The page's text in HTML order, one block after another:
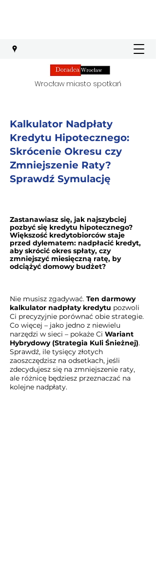
Wrocław miasto spotkań
Kalkulator Nadpłaty
Kredytu Hipotecznego:
Skrócenie Okresu czy
Zmniejszenie Raty?
Sprawdź Symulację
Zastanawiasz się, jak najszybciej
pozbyć się kredytu hipotecznego?
Większość kredytobiorców staje
przed dylematem: nadpłacić kredyt,
aby skrócić okres spłaty, czy
zmniejszyć miesięczną ratę, by
odciążyć domowy budżet?
Nie musisz zgadywać. Ten darmowy
kalkulator nadpłaty kredytu pozwoli
Ci precyzyjnie porównać obie strategie.
Co więcej – jako jedno z niewielu
narzędzi w sieci – pokaże Ci Wariant
Hybrydowy (Strategia Kuli Śnieżnej).
Sprawdź, ile tysięcy złotych
zaoszczędzisz na odsetkach, jeśli
zdecydujesz się na zmniejszenie raty,
ale różnicę będziesz przeznaczać na
kolejne nadpłaty.